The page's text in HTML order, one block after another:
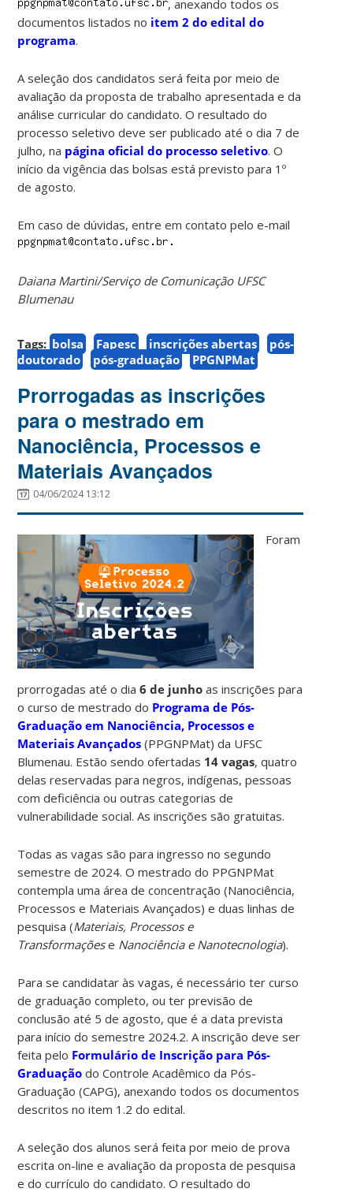
, anexando todos os
documentos listados no item 2 do edital do
programa.
A seleção dos candidatos será feita por meio de
avaliação da proposta de trabalho apresentada e da
análise curricular do candidato. O resultado do
processo seletivo deve ser publicado até o dia 7 de
julho, na página oficial do processo seletivo. O
início da vigência das bolsas está previsto para 1º
de agosto.
Em caso de dúvidas, entre em contato pelo e-mail
Daiana Martini/Serviço de Comunicação UFSC
Blumenau
Tags: bolsa Fapesc inscrições abertas
pós-
doutorado
pós-graduação PPGNPMat
Prorrogadas as inscrições
para o mestrado em
Nanociência, Processos e
Materiais Avançados
04/06/2024 13:12
Foram
prorrogadas até o dia6 de junho as inscrições para
o curso de mestrado do Programa de Pós-
Graduação em Nanociência, Processos e
Materiais Avançados (PPGNPMat) da UFSC
Blumenau. Estão sendo ofertadas 14 vagas, quatro
delas reservadas para negros, indígenas, pessoas
com deficiência ou outras categorias de
vulnerabilidade social. As inscrições são gratuitas.
Todas as vagas são para ingresso no segundo
semestre de 2024. O mestrado do PPGNPMat
contempla uma área de concentração (Nanociência,
Processos e Materiais Avançados) e duas linhas de
pesquisa (Materiais, Processos e
Transformaçõese Nanociência e Nanotecnologia).
Para se candidatar às vagas, é necessário ter curso
de graduação completo, ou ter previsão de
conclusão até 5 de agosto, que é a data prevista
para início do semestre 2024.2. A inscrição deve ser
feita pelo Formulário de Inscrição para Pós-
Graduação do Controle Acadêmico da Pós-
Graduação (CAPG), anexando todos os documentos
descritos no item 1.2 do edital.
A seleção dos alunos será feita por meio de prova
escrita on-line e avaliação da proposta de pesquisa
e do currículo do candidato. O resultado do